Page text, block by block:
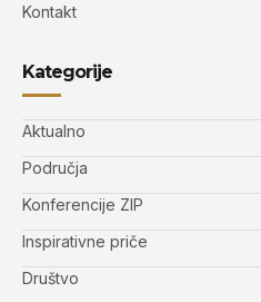
Kontakt
Kategorije
Aktualno
Područja
Konferencije ZIP
Inspirativne priče
Društvo